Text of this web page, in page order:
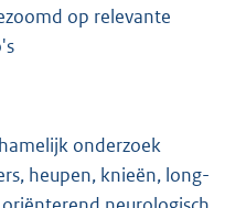
op relevante
onderzoek
heupen, knieën, long-